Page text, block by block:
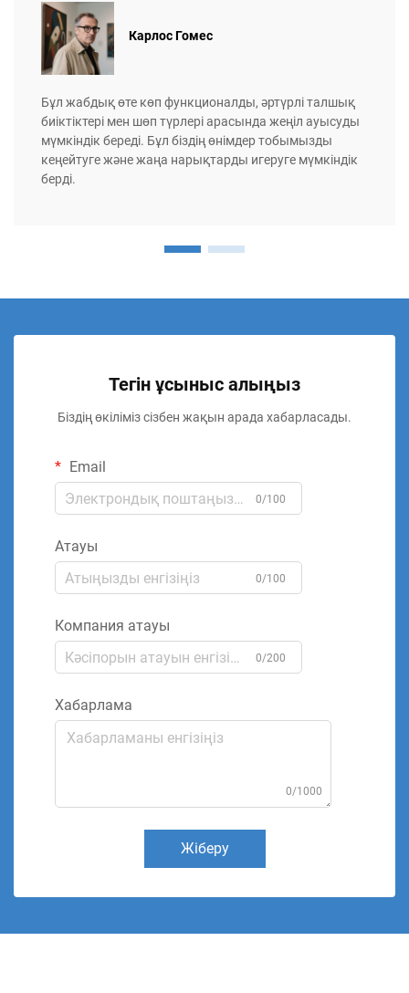
Карлос Гомес
Бұл жабдық өте көп функционалды, әртүрлі талшық
биіктіктері мен шөп түрлері арасында жеңіл ауысуды
мүмкіндік береді. Бұл біздің өнімдер тобымызды
кеңейтуге және жаңа нарықтарды игеруге мүмкіндік
берді.
Тегін ұсыныс алыңыз
Біздің өкіліміз сізбен жақын арада хабарласады.
Email
0/100
Атауы
0/100
Компания атауы
0/200
Хабарлама
0/1000
Жіберу